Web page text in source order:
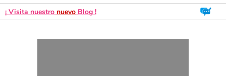
¡ Visita nuestro nuevo Blog !